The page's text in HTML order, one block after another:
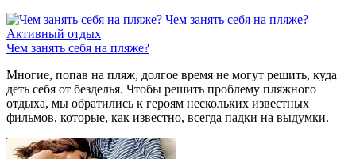
Чем занять себя на пляже?
Активный отдых
Чем занять себя на пляже?
Многие, попав на пляж, долгое время не могут решить, куда
деть себя от безделья. Чтобы решить проблему пляжного
отдыха, мы обратились к героям нескольких известных
фильмов, которые, как известно, всегда падки на выдумки.